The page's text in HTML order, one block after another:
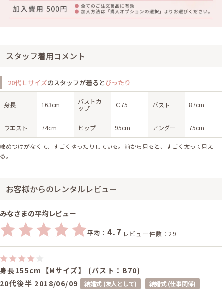
スタッフ着用コメント
20代Ｌサイズのスタッフが着るとぴったり
身長 163cm
バストカ
ップ
Ｃ75 バスト 87cm
ウエスト 74cm ヒップ 95cm アンダー 75cm
締めつけがなくて、すごくゆったりしている。前から見ると、すごく太って見え
る。
お客様からのレンタルレビュー
みなさまの平均レビュー
平均： 4.7 レビュー件数：29
身長155cm【Mサイズ】 (バスト：B70)
20代後半 2018/06/09 結婚式 (友人として)
結婚式 (仕事関係)